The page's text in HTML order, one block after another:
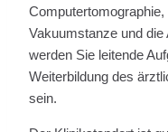
Vakuumstanze und
werden Sie leitende
Weiterbildung des
sein.